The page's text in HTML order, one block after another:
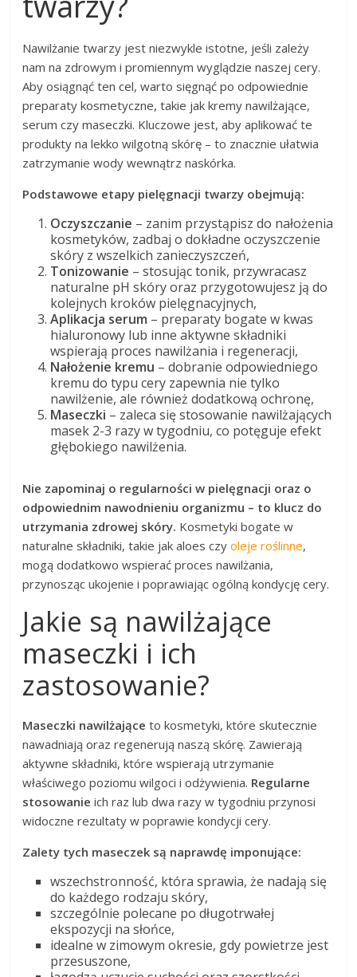
Nawilżanie twarzy jest niezwykle istotne, jeśli zależy
nam na zdrowym i promiennym wyglądzie naszej cery.
Aby osiągnąć ten cel, warto sięgnąć po odpowiednie
preparaty kosmetyczne, takie jak kremy nawilżające,
serum czy maseczki. Kluczowe jest, aby aplikować te
produkty na lekko wilgotną skórę – to znacznie ułatwia
zatrzymanie wody wewnątrz naskórka.
Podstawowe etapy pielęgnacji twarzy obejmują:
Oczyszczanie – zanim przystąpisz do nałożenia
kosmetyków, zadbaj o dokładne oczyszczenie
skóry z wszelkich zanieczyszczeń,
Tonizowanie – stosując tonik, przywracasz
naturalne pH skóry oraz przygotowujesz ją do
kolejnych kroków pielęgnacyjnych,
Aplikacja serum – preparaty bogate w kwas
hialuronowy lub inne aktywne składniki
wspierają proces nawilżania i regeneracji,
Nałożenie kremu – dobranie odpowiedniego
kremu do typu cery zapewnia nie tylko
nawilżenie, ale również dodatkową ochronę,
Maseczki – zaleca się stosowanie nawilżających
masek 2-3 razy w tygodniu, co potęguje efekt
głębokiego nawilżenia.
Nie zapominaj o regularności w pielęgnacji oraz o
odpowiednim nawodnieniu organizmu – to klucz do
utrzymania zdrowej skóry. Kosmetyki bogate w
naturalne składniki, takie jak aloes czyoleje roślinne,
mogą dodatkowo wspierać proces nawilżania,
przynosząc ukojenie i poprawiając ogólną kondycję cery.
Jakie są nawilżające
maseczki i ich
zastosowanie?
Maseczki nawilżające to kosmetyki, które skutecznie
nawadniają oraz regenerują naszą skórę. Zawierają
aktywne składniki, które wspierają utrzymanie
właściwego poziomu wilgoci i odżywienia. Regularne
stosowanie ich raz lub dwa razy w tygodniu przynosi
widoczne rezultaty w poprawie kondycji cery.
Zalety tych maseczek są naprawdę imponujące:
wszechstronność, która sprawia, że nadają się
do każdego rodzaju skóry,
szczególnie polecane po długotrwałej
ekspozycji na słońce,
idealne w zimowym okresie, gdy powietrze jest
przesuszone,